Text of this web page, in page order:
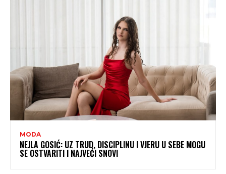
MODA
NEJLA GOSIĆ: UZ TRUD, DISCIPLINU I VJERU U SEBE MOGU
SE OSTVARITI I NAJVEĆI SNOVI